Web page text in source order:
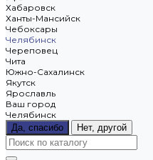
Хабаровск
Ханты-Мансийск
Чебоксары
Челябинск
Череповец
Чита
Южно-Сахалинск
Якутск
Ярославль
Ваш город
Челябинск
Да, спасибо
Нет, другой